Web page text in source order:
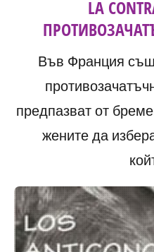
LA
Във Франция
предпазват от
жените да